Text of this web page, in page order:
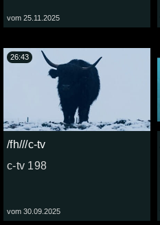
vom 25.11.2025
/fh///c-tv
c-tv 198
vom 30.09.2025
26:43